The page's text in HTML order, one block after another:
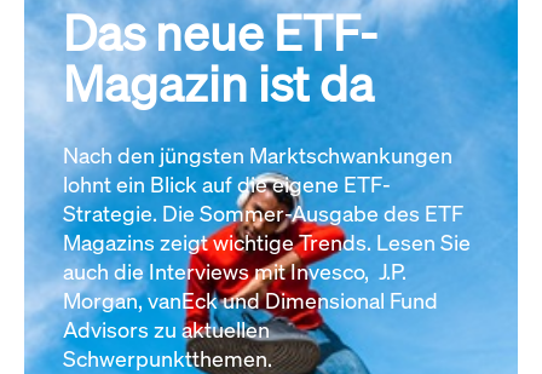
Das neue ETF-
Magazin ist da
Nach den jüngsten Marktschwankungen
lohnt ein Blick auf die eigene ETF-
Strategie. Die Sommer-Ausgabe des ETF
Magazins zeigt wichtige Trends. Lesen Sie
auch die Interviews mit Invesco, J.P.
Morgan, vanEck und Dimensional Fund
Advisors zu aktuellen
Schwerpunktthemen.